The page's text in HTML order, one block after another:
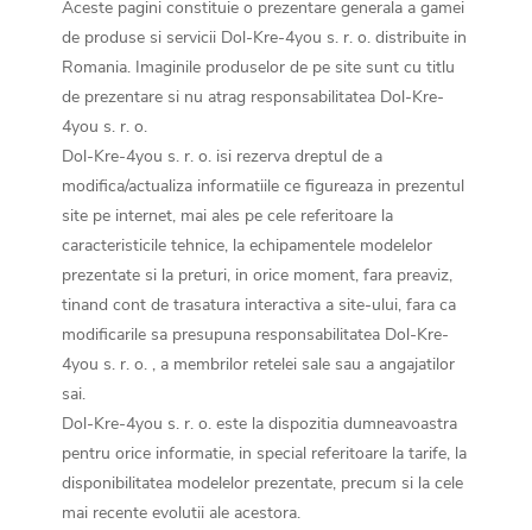
Aceste pagini constituie o prezentare generala a gamei
de produse si servicii Dol-Kre-4you s. r. o. distribuite in
Romania. Imaginile produselor de pe site sunt cu titlu
de prezentare si nu atrag responsabilitatea Dol-Kre-
4you s. r. o.
Dol-Kre-4you s. r. o. isi rezerva dreptul de a
modifica/actualiza informatiile ce figureaza in prezentul
site pe internet, mai ales pe cele referitoare la
caracteristicile tehnice, la echipamentele modelelor
prezentate si la preturi, in orice moment, fara preaviz,
tinand cont de trasatura interactiva a site-ului, fara ca
modificarile sa presupuna responsabilitatea Dol-Kre-
4you s. r. o. , a membrilor retelei sale sau a angajatilor
sai.
Dol-Kre-4you s. r. o. este la dispozitia dumneavoastra
pentru orice informatie, in special referitoare la tarife, la
disponibilitatea modelelor prezentate, precum si la cele
mai recente evolutii ale acestora.